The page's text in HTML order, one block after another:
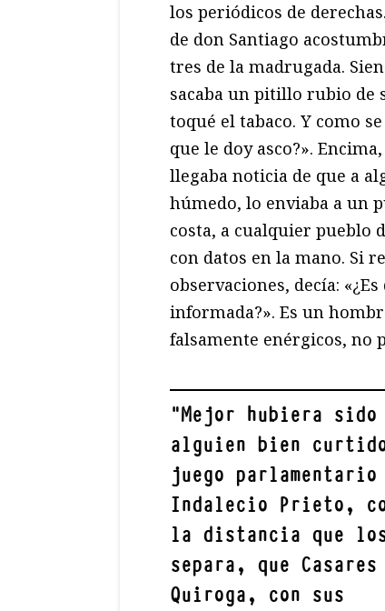
los periódicos de
de don Santiago
tres de la madrugada.
sacaba un pitillo rubio de
toqué el tabaco. Y como
que le doy asco?».
llegaba noticia de que a
húmedo, lo enviaba a un
costa, a cualquier pueblo
con datos en la mano. Si
observaciones, decía:
informada?». Es un
falsamente enérgicos, no
"Mejor hubiera sido
alguien bien
juego parlamentario
Indalecio Prieto,
la distancia que
separa, que Casares
Quiroga, con sus